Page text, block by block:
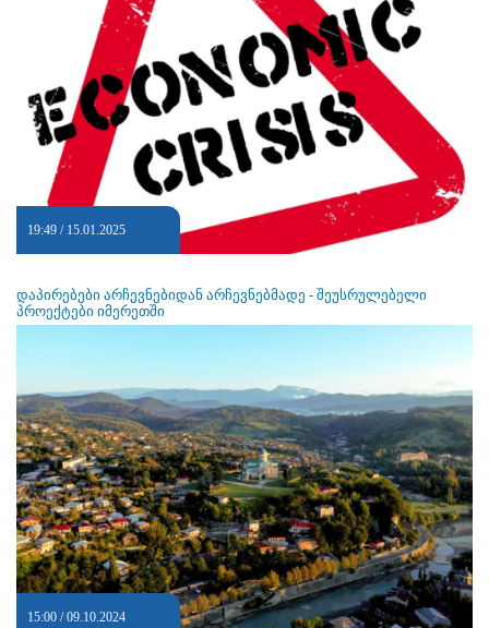
19:49 / 15.01.2025
დაპირებები არჩევნებიდან არჩევნებმადე - შეუსრულებელი
პროექტები იმერეთში
15:00 / 09.10.2024